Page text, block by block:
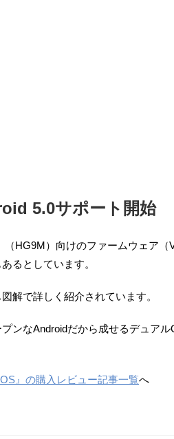
5.0サポート開始
HG9M）向けのファームウェア（
るとしています。
解で詳しく紹介されています。
ンなAndroidだから成せるデュアル
』の購入レビュー記事一覧へ